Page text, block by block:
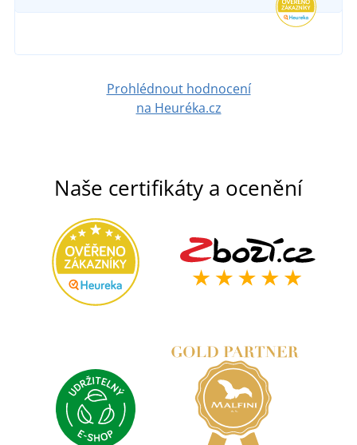
Prohlédnout hodnocení
na Heuréka.cz
Naše certifikáty a ocenění